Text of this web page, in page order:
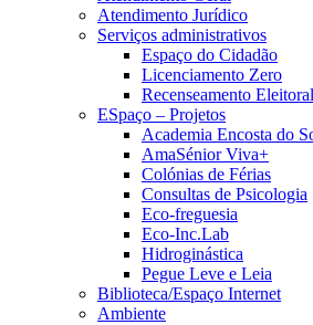
Atendimento Jurídico
Serviços administrativos
Espaço do Cidadão
Licenciamento Zero
Recenseamento Eleitoral
ESpaço – Projetos
Academia Encosta do
AmaSénior Viva+
Colónias de Férias
Consultas de Psicologia
Eco-freguesia
Eco-Inc.Lab
Hidroginástica
Pegue Leve e Leia
Biblioteca/Espaço Internet
Ambiente